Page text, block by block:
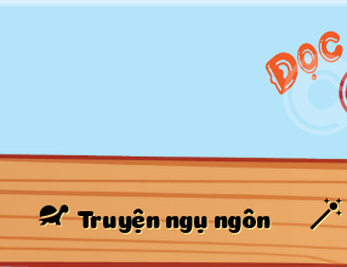
Truyện ngụ ngôn